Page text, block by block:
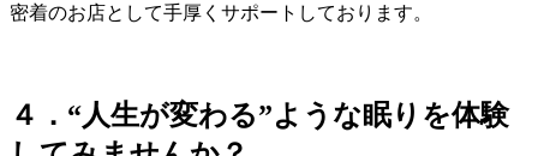
密着のお店として手厚くサポートしております。
４．“人生が変わる”ような眠りを体験